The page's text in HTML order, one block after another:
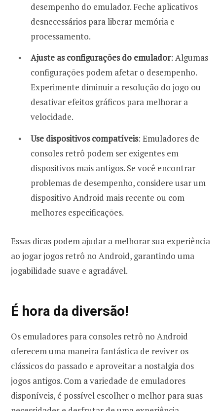
desempenho do emulador. Feche aplicativos
desnecessários para liberar memória e
processamento.
Ajuste as configurações do emulador: Algumas
configurações podem afetar o desempenho.
Experimente diminuir a resolução do jogo ou
desativar efeitos gráficos para melhorar a
velocidade.
Use dispositivos compatíveis: Emuladores de
consoles retrô podem ser exigentes em
dispositivos mais antigos. Se você encontrar
problemas de desempenho, considere usar um
dispositivo Android mais recente ou com
melhores especificações.
Essas dicas podem ajudar a melhorar sua experiência
ao jogar jogos retrô no Android, garantindo uma
jogabilidade suave e agradável.
É hora da diversão!
Os emuladores para consoles retrô no Android
oferecem uma maneira fantástica de reviver os
clássicos do passado e aproveitar a nostalgia dos
jogos antigos. Com a variedade de emuladores
disponíveis, é possível escolher o melhor para suas